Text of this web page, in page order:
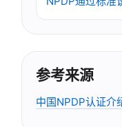
参考来源
中国NPDP认证介